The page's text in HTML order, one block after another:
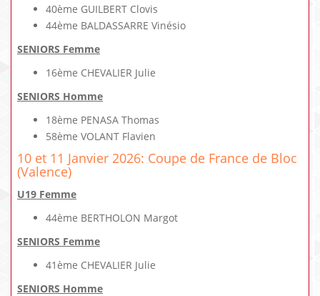
40ème GUILBERT Clovis
44ème BALDASSARRE Vinésio
SENIORS Femme
16ème CHEVALIER Julie
SENIORS Homme
18ème PENASA Thomas
58ème VOLANT Flavien
10 et 11 Janvier 2026: Coupe de France de Bloc
(Valence)
U19 Femme
44ème BERTHOLON Margot
SENIORS Femme
41ème CHEVALIER Julie
SENIORS Homme